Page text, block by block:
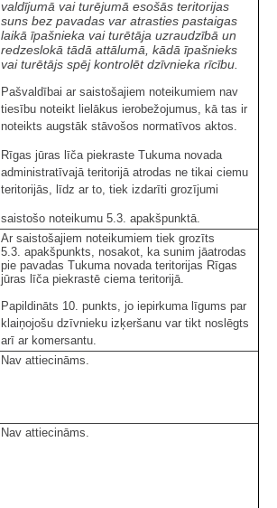
valdījumā vai turējumā esošās teritorijas
suns bez pavadas var atrasties pastaigas
laikā īpašnieka vai turētāja uzraudzībā un
redzeslokā tādā attālumā, kādā īpašnieks
vai turētājs spēj kontrolēt dzīvnieka rīcību.
Pašvaldībai ar saistošajiem noteikumiem nav
tiesību noteikt lielākus ierobežojumus, kā tas ir
noteikts augstāk stāvošos normatīvos aktos.
Rīgas jūras līča piekraste Tukuma novada
administratīvajā teritorijā atrodas ne tikai ciemu
teritorijās, līdz ar to, tiek izdarīti grozījumi
saistošo noteikumu 5.3. apakšpunktā.
Ar saistošajiem noteikumiem tiek grozīts
5.3. apakšpunkts, nosakot, ka sunim jāatrodas
pie pavadas Tukuma novada teritorijas Rīgas
jūras līča piekrastē ciema teritorijā.
Papildināts 10. punkts, jo iepirkuma līgums par
klaiņojošu dzīvnieku izķeršanu var tikt noslēgts
arī ar komersantu.
Nav attiecināms.
Nav attiecināms.